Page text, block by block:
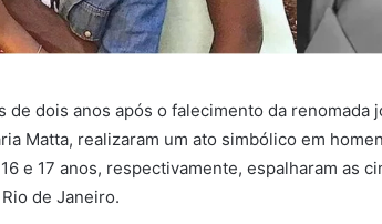
de dois anos após o falecimento da renomada
Matta, realizaram um ato simbólico em
e 17 anos, respectivamente, espalharam as
de Janeiro.